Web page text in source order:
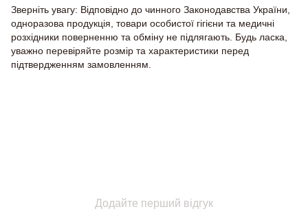
Зверніть увагу: Відповідно до чинного Законодавства України,
одноразова продукція, товари особистої гігієни та медичні
розхідники поверненню та обміну не підлягають. Будь ласка,
уважно перевіряйте розмір та характеристики перед
підтвердженням замовленням.
Додайте перший відгук